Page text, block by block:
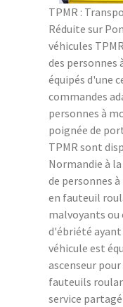
TPMR :
Réduite sur
véhicules
des
équipés d'une
commandes
personnes à
poignée de
TPMR sont
Normandie à
de personnes
en fauteuil
malvoyants ou
d'ébriété ayant
véhicule est
ascenseur
fauteuils
service partagé